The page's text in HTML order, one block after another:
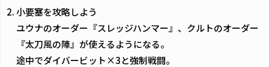
小要塞を攻略しよう
ユウナのオーダー『スレッジハンマー』、クルトのオーダー
『太刀風の陣』が使えるようになる。
途中でダイバービット×3と強制戦闘。